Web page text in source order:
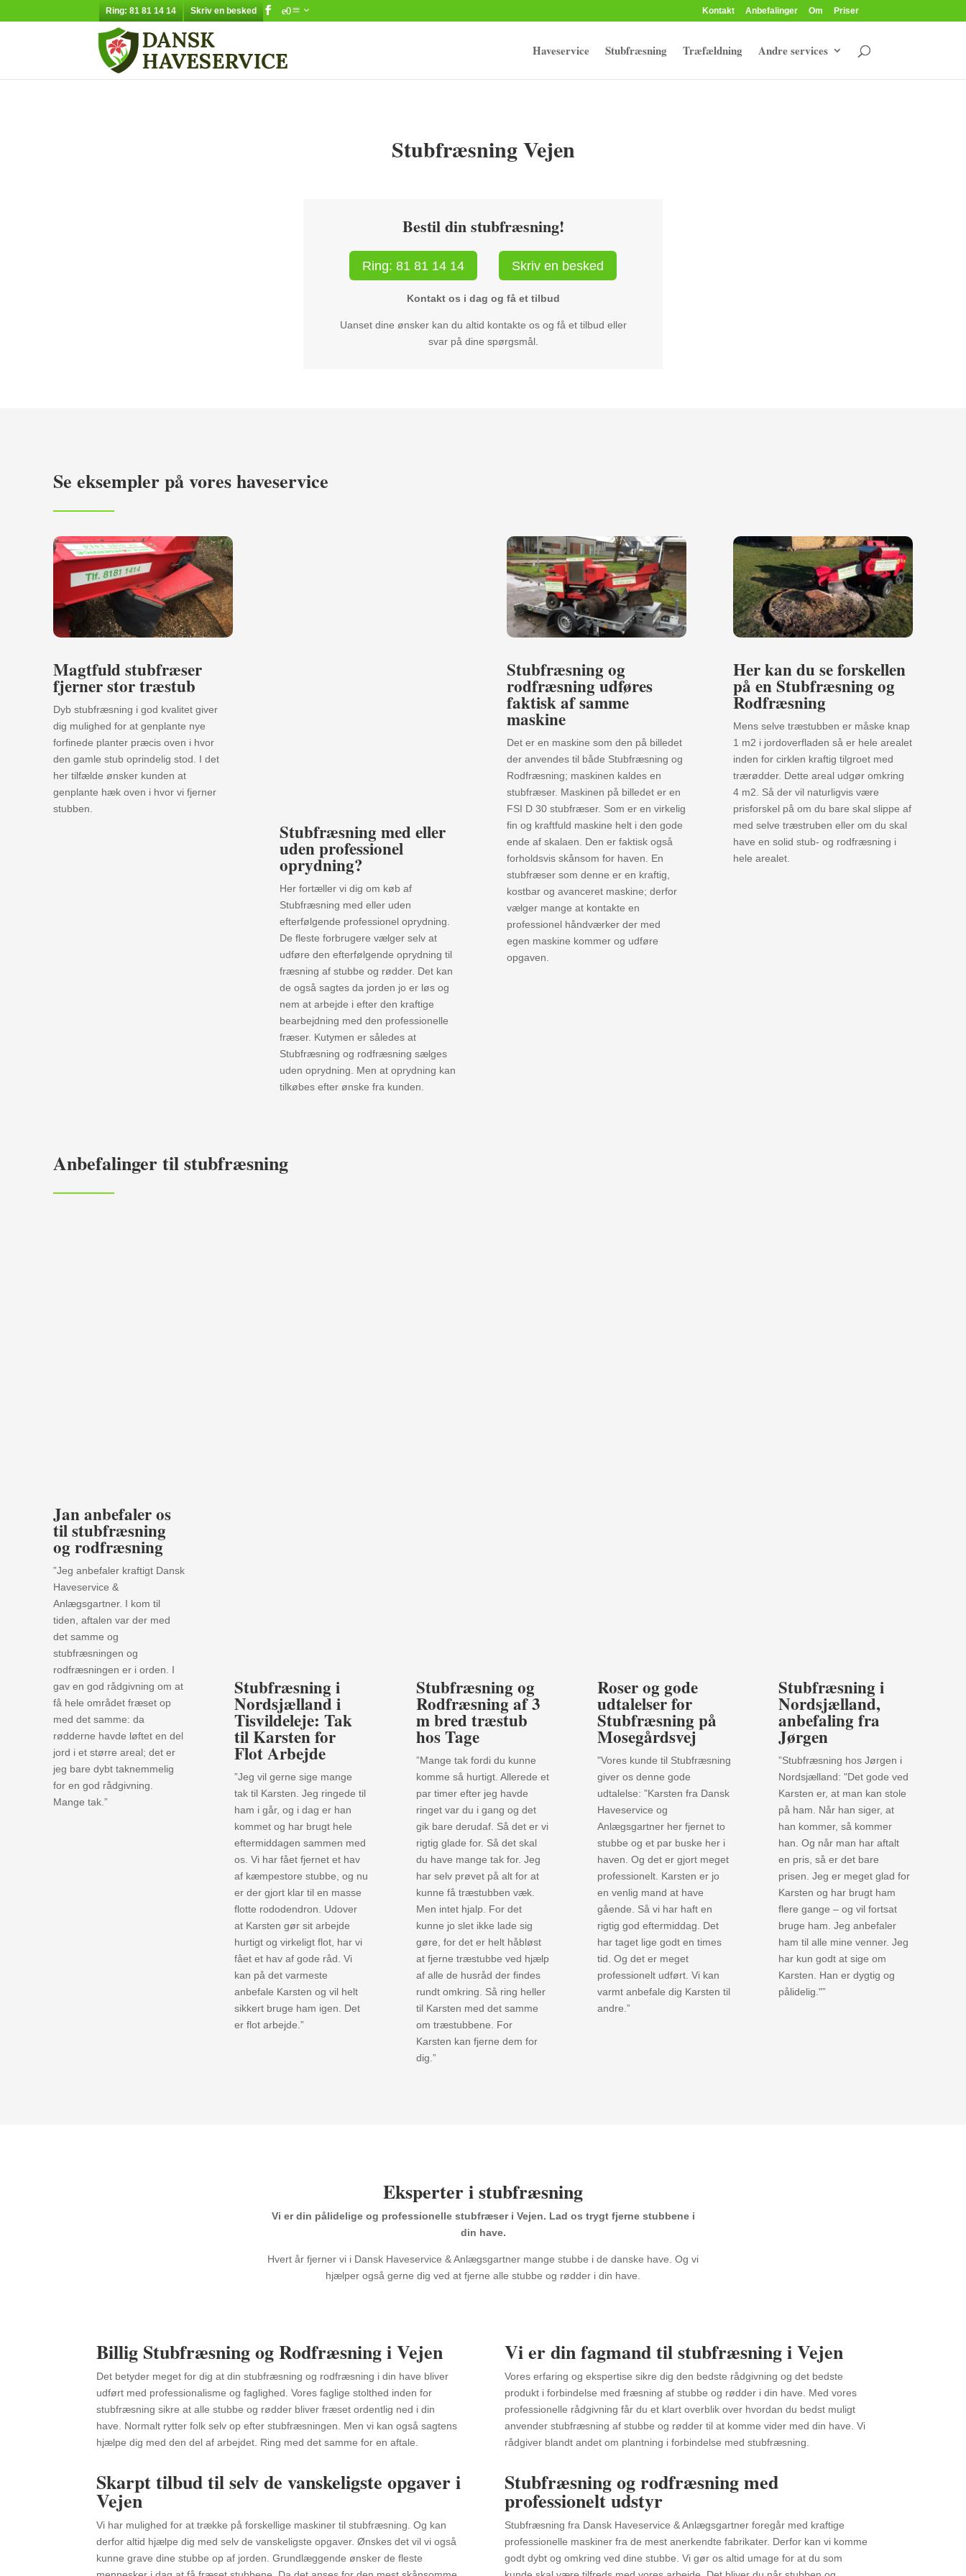
Kontakt Anbefalinger Om Priser
Ring: 81 81 14 14 Skriv en besked
Haveservice Stubfræsning Træfældning Andre services
Stubfræsning Vejen
Bestil din stubfræsning!
Ring: 81 81 14 14 Skriv en besked
Kontakt os i dag og få et tilbud
Uanset dine ønsker kan du altid kontakte os og få et tilbud eller
svar på dine spørgsmål.
Se eksempler på vores haveservice
Magtfuld stubfræser
fjerner stor træstub
Dyb stubfræsning i god kvalitet giver
dig mulighed for at genplante nye
forfinede planter præcis oven i hvor
den gamle stub oprindelig stod. I det
her tilfælde ønsker kunden at
genplante hæk oven i hvor vi fjerner
stubben.
Stubfræsning med eller
uden professionel
oprydning?
Her fortæller vi dig om køb af
Stubfræsning med eller uden
efterfølgende professionel oprydning.
De fleste forbrugere vælger selv at
udføre den efterfølgende oprydning til
fræsning af stubbe og rødder. Det kan
de også sagtes da jorden jo er løs og
nem at arbejde i efter den kraftige
bearbejdning med den professionelle
fræser. Kutymen er således at
Stubfræsning og rodfræsning sælges
uden oprydning. Men at oprydning kan
tilkøbes efter ønske fra kunden.
Stubfræsning og
rodfræsning udføres
faktisk af samme
maskine
Det er en maskine som den på billedet
der anvendes til både Stubfræsning og
Rodfræsning; maskinen kaldes en
stubfræser. Maskinen på billedet er en
FSI D 30 stubfræser. Som er en virkelig
fin og kraftfuld maskine helt i den gode
ende af skalaen. Den er faktisk også
forholdsvis skånsom for haven. En
stubfræser som denne er en kraftig,
kostbar og avanceret maskine; derfor
vælger mange at kontakte en
professionel håndværker der med
egen maskine kommer og udføre
opgaven.
Her kan du se forskellen
på en Stubfræsning og
Rodfræsning
Mens selve træstubben er måske knap
1 m2 i jordoverfladen så er hele arealet
inden for cirklen kraftig tilgroet med
trærødder. Dette areal udgør omkring
4 m2. Så der vil naturligvis være
prisforskel på om du bare skal slippe af
med selve træstruben eller om du skal
have en solid stub- og rodfræsning i
hele arealet.
Anbefalinger til stubfræsning
Jan anbefaler os
til stubfræsning
og rodfræsning
”Jeg anbefaler kraftigt Dansk
Haveservice &
Anlægsgartner. I kom til
tiden, aftalen var der med
det samme og
stubfræsningen og
rodfræsningen er i orden. I
gav en god rådgivning om at
få hele området fræset op
med det samme: da
rødderne havde løftet en del
jord i et større areal; det er
jeg bare dybt taknemmelig
for en god rådgivning.
Mange tak.”
Stubfræsning i
Nordsjælland i
Tisvildeleje: Tak
til Karsten for
Flot Arbejde
”Jeg vil gerne sige mange
tak til Karsten. Jeg ringede til
ham i går, og i dag er han
kommet og har brugt hele
eftermiddagen sammen med
os. Vi har fået fjernet et hav
af kæmpestore stubbe, og nu
er der gjort klar til en masse
flotte rododendron. Udover
at Karsten gør sit arbejde
hurtigt og virkeligt flot, har vi
fået et hav af gode råd. Vi
kan på det varmeste
anbefale Karsten og vil helt
sikkert bruge ham igen. Det
er flot arbejde.”
Stubfræsning og
Rodfræsning af 3
m bred træstub
hos Tage
”Mange tak fordi du kunne
komme så hurtigt. Allerede et
par timer efter jeg havde
ringet var du i gang og det
gik bare derudaf. Så det er vi
rigtig glade for. Så det skal
du have mange tak for. Jeg
har selv prøvet på alt for at
kunne få træstubben væk.
Men intet hjalp. For det
kunne jo slet ikke lade sig
gøre, for det er helt håbløst
at fjerne træstubbe ved hjælp
af alle de husråd der findes
rundt omkring. Så ring heller
til Karsten med det samme
om træstubbene. For
Karsten kan fjerne dem for
dig.”
Roser og gode
udtalelser for
Stubfræsning på
Mosegårdsvej
"Vores kunde til Stubfræsning
giver os denne gode
udtalelse: ”Karsten fra Dansk
Haveservice og
Anlægsgartner her fjernet to
stubbe og et par buske her i
haven. Og det er gjort meget
professionelt. Karsten er jo
en venlig mand at have
gående. Så vi har haft en
rigtig god eftermiddag. Det
har taget lige godt en times
tid. Og det er meget
professionelt udført. Vi kan
varmt anbefale dig Karsten til
andre.”
Stubfræsning i
Nordsjælland,
anbefaling fra
Jørgen
”Stubfræsning hos Jørgen i
Nordsjælland: "Det gode ved
Karsten er, at man kan stole
på ham. Når han siger, at
han kommer, så kommer
han. Og når man har aftalt
en pris, så er det bare
prisen. Jeg er meget glad for
Karsten og har brugt ham
flere gange – og vil fortsat
bruge ham. Jeg anbefaler
ham til alle mine venner. Jeg
har kun godt at sige om
Karsten. Han er dygtig og
pålidelig."”
Eksperter i stubfræsning
Vi er din pålidelige og professionelle stubfræser i Vejen. Lad os trygt fjerne stubbene i
din have.
Hvert år fjerner vi i Dansk Haveservice & Anlægsgartner mange stubbe i de danske have. Og vi
hjælper også gerne dig ved at fjerne alle stubbe og rødder i din have.
Billig Stubfræsning og Rodfræsning i Vejen
Det betyder meget for dig at din stubfræsning og rodfræsning i din have bliver
udført med professionalisme og faglighed. Vores faglige stolthed inden for
stubfræsning sikre at alle stubbe og rødder bliver fræset ordentlig ned i din
have. Normalt rytter folk selv op efter stubfræsningen. Men vi kan også sagtens
hjælpe dig med den del af arbejdet. Ring med det samme for en aftale.
Skarpt tilbud til selv de vanskeligste opgaver i
Vejen
Vi har mulighed for at trække på forskellige maskiner til stubfræsning. Og kan
derfor altid hjælpe dig med selv de vanskeligste opgaver. Ønskes det vil vi også
kunne grave dine stubbe op af jorden. Grundlæggende ønsker de fleste
Vi er din fagmand til stubfræsning i Vejen
Vores erfaring og ekspertise sikre dig den bedste rådgivning og det bedste
produkt i forbindelse med fræsning af stubbe og rødder i din have. Med vores
professionelle rådgivning får du et klart overblik over hvordan du bedst muligt
anvender stubfræsning af stubbe og rødder til at komme vider med din have. Vi
rådgiver blandt andet om plantning i forbindelse med stubfræsning.
Stubfræsning og rodfræsning med
professionelt udstyr
Stubfræsning fra Dansk Haveservice & Anlægsgartner foregår med kraftige
professionelle maskiner fra de mest anerkendte fabrikater. Derfor kan vi komme
godt dybt og omkring ved dine stubbe. Vi gør os altid umage for at du som